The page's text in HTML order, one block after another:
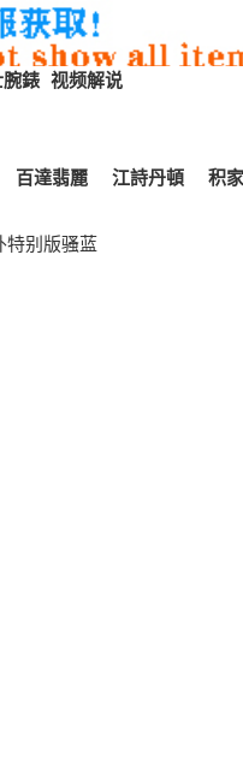
腕錶 视频解说
百達翡麗 江詩丹頓 积家
特别版骚蓝